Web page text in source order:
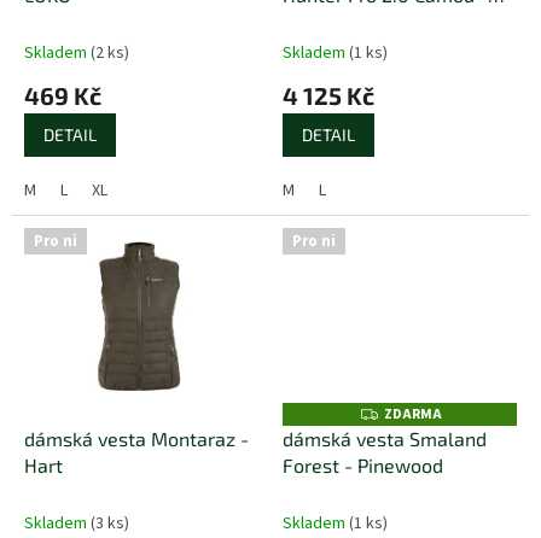
Skladem (2 ks)
469 Kč
DETAIL
M L XL
Skladem (1 ks)
4 125 Kč
DETAIL
M L
Pro ni
dámská vesta Montaraz -
Hart
Skladem (3 ks)
Pro ni
Z
D
A
R
ZDARMA
dámská vesta Smaland
Forest - Pinewood
Skladem (1 ks)